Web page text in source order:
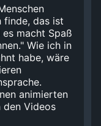
finde, das ist
macht Spaß
Wie ich in
habe, wäre
animierten
den Videos